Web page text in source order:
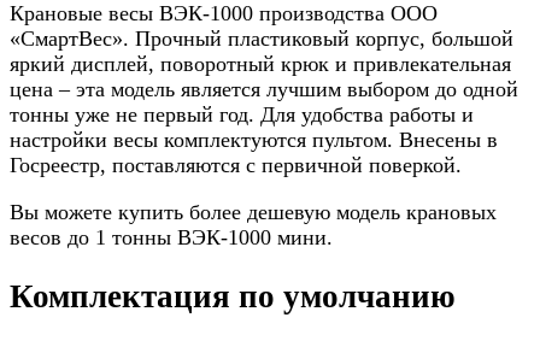
Крановые весы ВЭК-1000 производства ООО
«СмартВес». Прочный пластиковый корпус, большой
яркий дисплей, поворотный крюк и привлекательная
цена – эта модель является лучшим выбором до одной
тонны уже не первый год. Для удобства работы и
настройки весы комплектуются пультом. Внесены в
Госреестр, поставляются с первичной поверкой.
Вы можете купить более дешевую модель крановых
весов до 1 тонны ВЭК-1000 мини.
Комплектация по умолчанию